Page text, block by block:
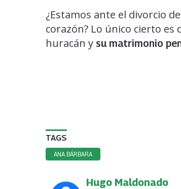
¿Estamos ante el divorcio
corazón? Lo único cierto es
huracán y su matrimonio
TAGS
ANA BÁRBARA
Hugo Maldonado